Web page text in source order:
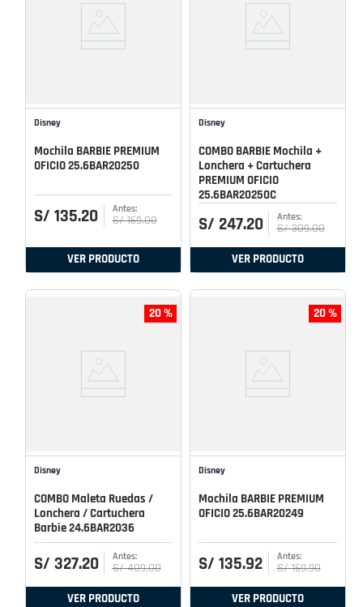
Disney
Mochila BARBIE PREMIUM
OFICIO 25.6BAR20250
S/ 135.20 S/ 169.00
VER PRODUCTO
Disney
COMBO BARBIE Mochila +
Lonchera + Cartuchera
PREMIUM OFICIO
25.6BAR20250C
S/ 247.20 S/ 309.00
VER PRODUCTO
20 %
Disney
COMBO Maleta Ruedas /
Lonchera / Cartuchera
Barbie 24.6BAR2036
S/ 327.20 S/ 409.00
VER PRODUCTO
20 %
Disney
Mochila BARBIE PREMIUM
OFICIO 25.6BAR20249
S/ 135.92 S/ 169.90
VER PRODUCTO